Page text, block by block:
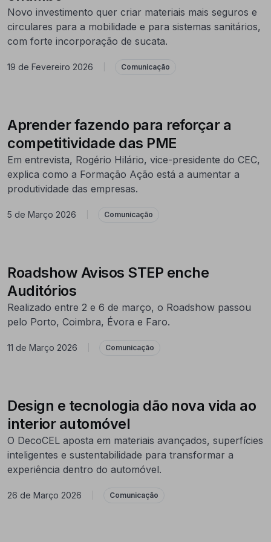
Novo investimento quer criar materiais mais seguros e
circulares para a mobilidade e para sistemas sanitários,
com forte incorporação de sucata.
19 de Fevereiro 2026 Comunicação
Aprender fazendo para reforçar a
competitividade das PME
Em entrevista, Rogério Hilário, vice-presidente do CEC,
explica como a Formação Ação está a aumentar a
produtividade das empresas.
5 de Março 2026 Comunicação
Roadshow Avisos STEP enche
Auditórios
Realizado entre 2 e 6 de março, o Roadshow passou
pelo Porto, Coimbra, Évora e Faro.
11 de Março 2026 Comunicação
Design e tecnologia dão nova vida ao
interior automóvel
O DecoCEL aposta em materiais avançados, superfícies
inteligentes e sustentabilidade para transformar a
experiência dentro do automóvel.
26 de Março 2026 Comunicação